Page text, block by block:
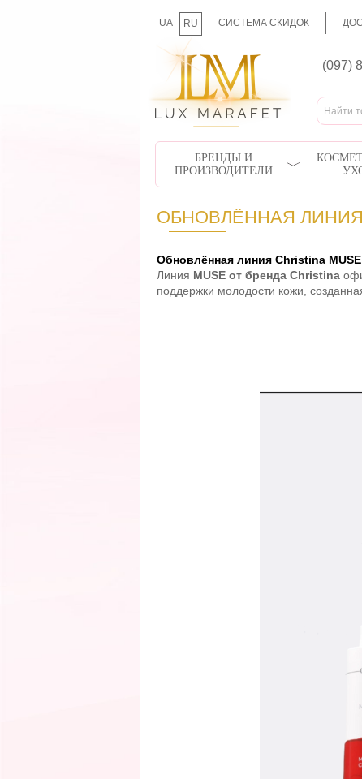
UA RU СИСТЕМА СКИДОК
(097)
БРЕНДЫ И
ПРОИЗВОДИТЕЛИ
ОБНОВЛЁННАЯ ЛИНИЯ
Обновлённая линия Christina
Линия MUSE от бренда Christina
поддержки молодости кожи,